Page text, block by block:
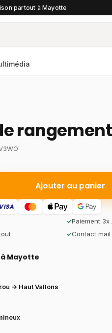
partout à Mayotte
Ajouter au panier
VISA
✓Paiement
✓Contact mail
Mayotte
→ Haut Vallons